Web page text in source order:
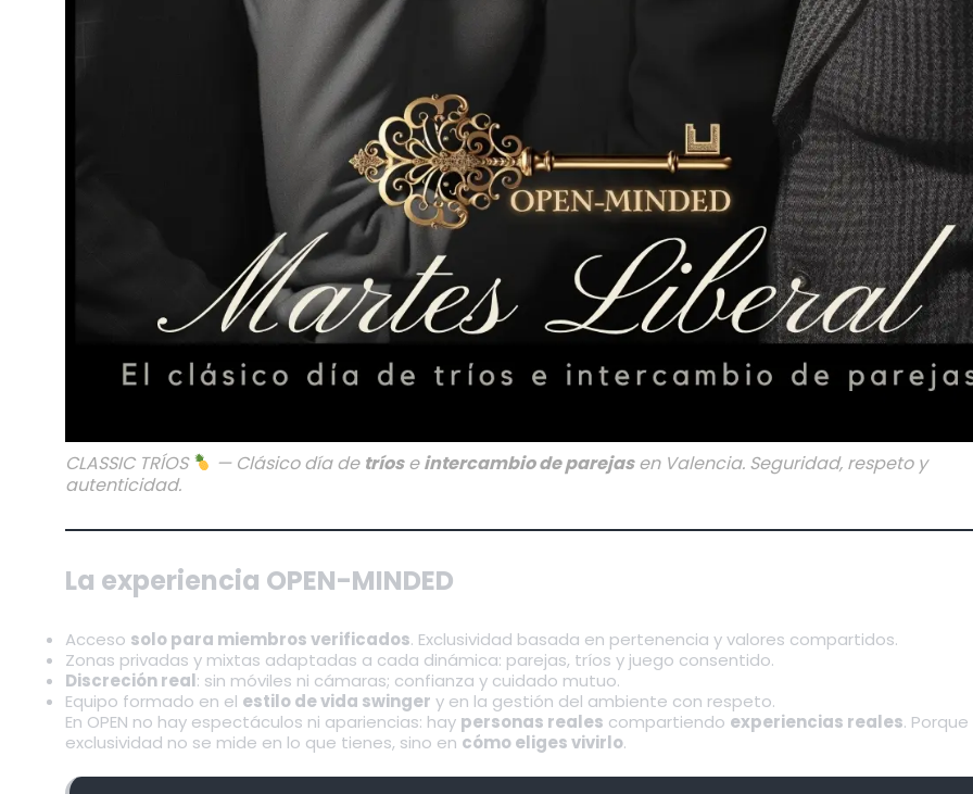
CLASSIC TRÍOS — Clásico día de tríoseintercambio de parejasen Valencia. Seguridad, respeto y
autenticidad.
La experiencia OPEN-MINDED
Acceso solo para miembros verificados. Exclusividad basada en pertenencia y valores compartidos.
Zonas privadas y mixtas adaptadas a cada dinámica: parejas, tríos y juego consentido.
Discreción real: sin móviles ni cámaras; confianza y cuidado mutuo.
Equipo formado en el estilo de vida swinger y en la gestión del ambiente con respeto.
En OPEN no hay espectáculos ni apariencias: hay personas reales compartiendo experiencias reales. Porque
exclusividad no se mide en lo que tienes, sino en cómo eliges vivirlo.